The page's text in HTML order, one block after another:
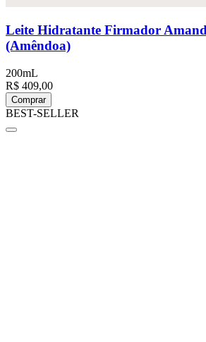
Leite Hidratante Firmador
(Amêndoa)
200mL
R$ 409,00
Comprar
BEST-SELLER